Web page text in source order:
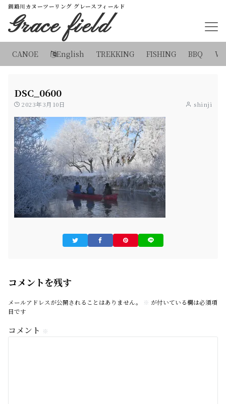
釧路川カヌーツーリング グレースフィールド
Grace field
CANOE English TREKKING FISHING BBQ
DSC_0600
2023年3月10日 shinji
コメントを残す
メールアドレスが公開されることはありません。 ※ が付いている欄は必須項
目です
コメント ※